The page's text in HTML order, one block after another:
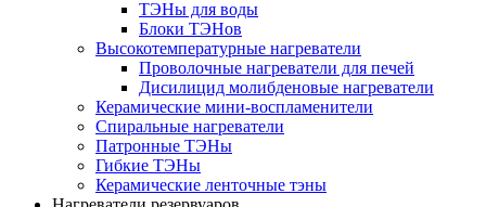
ТЭНы для воды
Блоки ТЭНов
Высокотемпературные нагреватели
Проволочные нагреватели для печей
Дисилицид молибденовые нагреватели
Керамические мини-воспламенители
Спиральные нагреватели
Патронные ТЭНы
Гибкие ТЭНы
Керамические ленточные тэны